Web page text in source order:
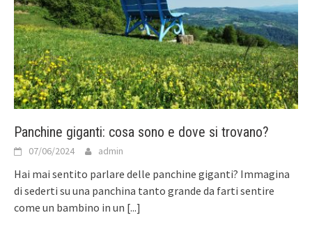
Panchine giganti: cosa sono e dove si trovano?
07/06/2024 admin
Hai mai sentito parlare delle panchine giganti? Immagina
di sederti su una panchina tanto grande da farti sentire
come un bambino in un [...]